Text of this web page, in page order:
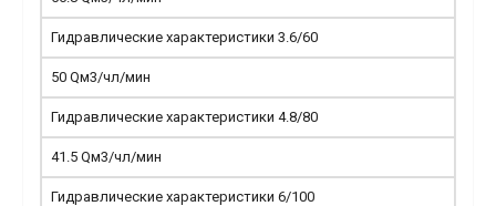
Гидравлические характеристики 3.6/60
50 Qм3/чл/мин
Гидравлические характеристики 4.8/80
41.5 Qм3/чл/мин
Гидравлические характеристики 6/100